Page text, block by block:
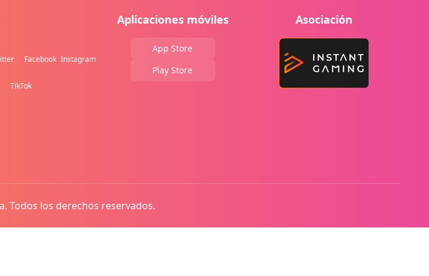
Facebook Instagram
TikTok
Aplicaciones móviles
App Store
Play Store
Asociación
Todos los derechos reservados.